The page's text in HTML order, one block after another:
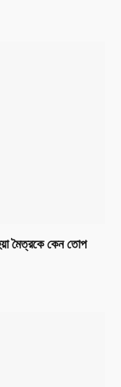
মৈত্রকে কেন তোপ